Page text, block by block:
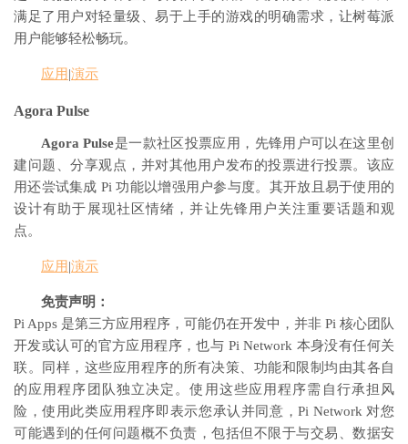
满足了用户对轻量级、易于上手的游戏的明确需求，让树莓派
用户能够轻松畅玩。
应用|演示
Agora Pulse
Agora Pulse是一款社区投票应用，先锋用户可以在这里创
建问题、分享观点，并对其他用户发布的投票进行投票。该应
用还尝试集成 Pi 功能以增强用户参与度。其开放且易于使用的
设计有助于展现社区情绪，并让先锋用户关注重要话题和观
点。
应用|演示
免责声明：
Pi Apps 是第三方应用程序，可能仍在开发中，并非 Pi 核心团队
开发或认可的官方应用程序，也与 Pi Network 本身没有任何关
联。同样，这些应用程序的所有决策、功能和限制均由其各自
的应用程序团队独立决定。使用这些应用程序需自行承担风
险，使用此类应用程序即表示您承认并同意，Pi Network 对您
可能遇到的任何问题概不负责，包括但不限于与交易、数据安